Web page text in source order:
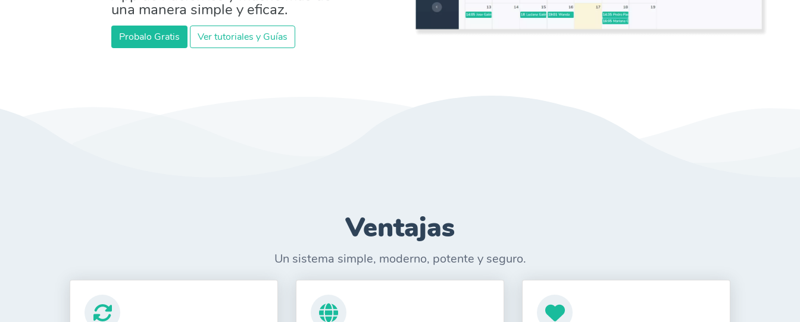
una manera simple y eficaz.
Probalo Gratis Ver tutoriales y Guías
Ventajas
Un sistema simple, moderno, potente y seguro.